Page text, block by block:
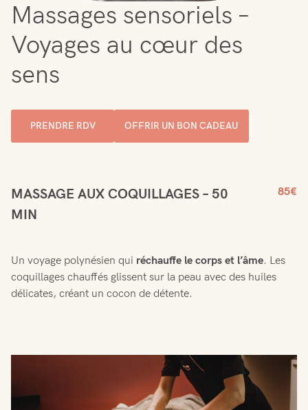
Massages sensoriels –
Voyages au cœur des
sens
PRENDRE RDV OFFRIR UN BON CADEAU
MASSAGE AUX COQUILLAGES – 50
MIN
85€
Un voyage polynésien qui réchauffe le corps et l’âme. Les
coquillages chauffés glissent sur la peau avec des huiles
délicates, créant un cocon de détente.